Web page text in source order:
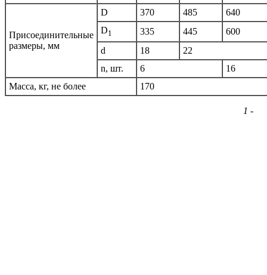
Присоединительные
размеры, мм
D 370 485
640
D1 335 445
600
d
18
22
n, шт.
6
16
Масса, кг, не более
170
1 -